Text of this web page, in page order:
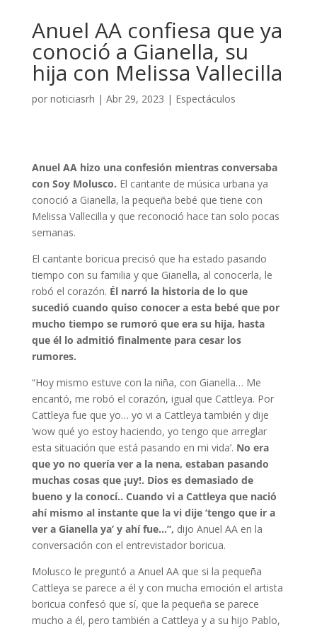
Anuel AA confiesa que ya
conoció a Gianella, su
hija con Melissa Vallecilla
por noticiasrh | Abr 29, 2023 | Espectáculos
Anuel AA hizo una confesión mientras conversaba
con Soy Molusco. El cantante de música urbana ya
conoció a Gianella, la pequeña bebé que tiene con
Melissa Vallecilla y que reconoció hace tan solo pocas
semanas.
El cantante boricua precisó que ha estado pasando
tiempo con su familia y que Gianella, al conocerla, le
robó el corazón. Él narró la historia de lo que
sucedió cuando quiso conocer a esta bebé que por
mucho tiempo se rumoró que era su hija, hasta
que él lo admitió finalmente para cesar los
rumores.
“Hoy mismo estuve con la niña, con Gianella… Me
encantó, me robó el corazón, igual que Cattleya. Por
Cattleya fue que yo… yo vi a Cattleya también y dije
‘wow qué yo estoy haciendo, yo tengo que arreglar
esta situación que está pasando en mi vida’. No era
que yo no quería ver a la nena, estaban pasando
muchas cosas que ¡uy!. Dios es demasiado de
bueno y la conocí.. Cuando vi a Cattleya que nació
ahí mismo al instante que la vi dije ‘tengo que ir a
ver a Gianella ya’ y ahí fue…”, dijo Anuel AA en la
conversación con el entrevistador boricua.
Molusco le preguntó a Anuel AA que si la pequeña
Cattleya se parece a él y con mucha emoción el artista
boricua confesó que sí, que la pequeña se parece
mucho a él, pero también a Cattleya y a su hijo Pablo,